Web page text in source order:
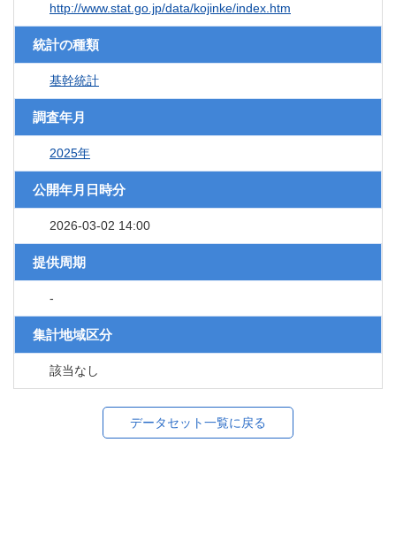
http://www.stat.go.jp/data/kojinke/index.htm
統計の種類
基幹統計
調査年月
2025年
公開年月日時分
2026-03-02 14:00
提供周期
-
集計地域区分
該当なし
データセット一覧に戻る